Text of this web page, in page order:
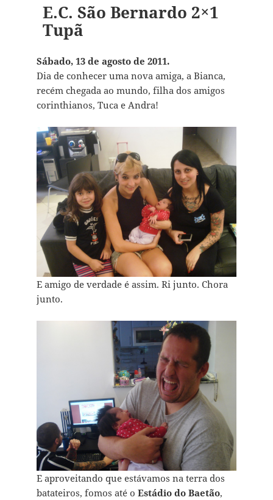
E.C. São Bernardo 2×1
Tupã
Sábado, 13 de agosto de 2011.
Dia de conhecer uma nova amiga, a Bianca,
recém chegada ao mundo, filha dos amigos
corinthianos, Tuca e Andra!
E amigo de verdade é assim. Ri junto. Chora
junto.
E aproveitando que estávamos na terra dos
batateiros, fomos até o Estádio do Baetão,